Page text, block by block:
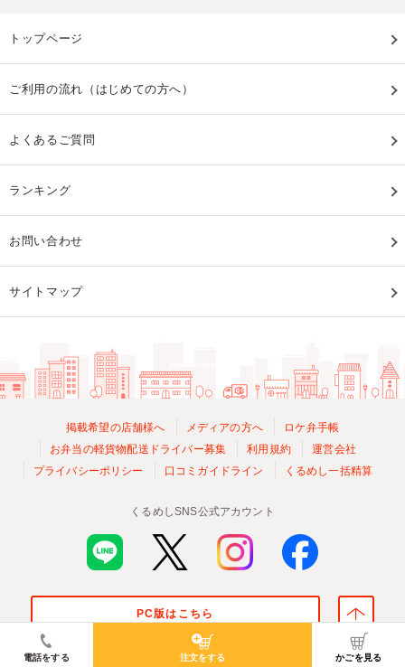
電話をする 注文をする かごを見る
トップページ
ご利用の流れ（はじめての方へ）
よくあるご質問
ランキング
お問い合わせ
サイトマップ
掲載希望の店舗様へ メディアの方へ
ロケ弁手帳
お弁当の軽貨物配送ドライバー募集
利用規約
運営会社
プライバシーポリシー
口コミガイドライン くるめし一括精算
くるめしSNS公式アカウント
PC版はこちら
© Kurumeshi, Inc. All Rights Reserved.